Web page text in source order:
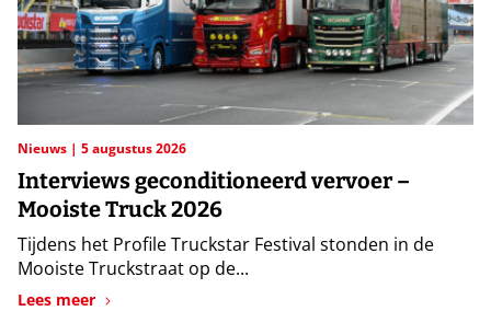
Nieuws 5 augustus 2026
Interviews geconditioneerd vervoer –
Mooiste Truck 2026
Tijdens het Profile Truckstar Festival stonden in de
Mooiste Truckstraat op de...
Lees meer